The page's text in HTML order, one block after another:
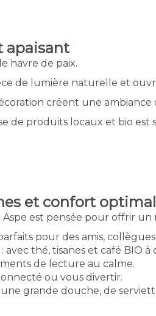
apaisant
havre de paix.
de lumière naturelle et
créent une
de produits locaux et bio est
et confort optimal
est pensée pour offrir
pour des amis,
: avec thé, tisanes et café BIO
de lecture au calme.
ou vous divertir.
grande douche, de